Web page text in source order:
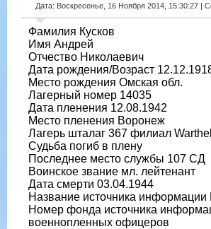
Дата: Воскресенье, 16 Ноября 2014, 15:30:27 |
Фамилия Кусков
Имя Андрей
Отчество Николаевич
Дата рождения/Возраст
Место рождения Омская обл.
Лагерный номер 14035
Дата пленения 12.08.1942
Место пленения Воронеж
Лагерь шталаг 367 филиал
Судьба погиб в плену
Последнее место службы 107 СД
Воинское звание мл. лейтенант
Дата смерти 03.04.1944
Название источника
Номер фонда источника
военнопленных офицеров